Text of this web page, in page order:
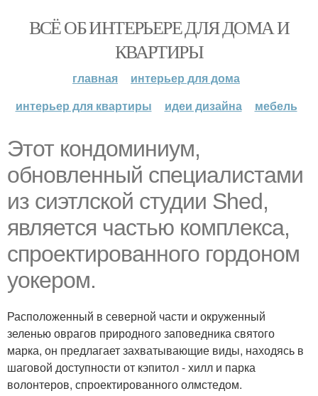
ВСЁ ОБ ИНТЕРЬЕРЕ ДЛЯ ДОМА И
КВАРТИРЫ
главная
интерьер для дома
интерьер для квартиры
идеи дизайна мебель
Этот кондоминиум,
обновленный специалистами
из сиэтлской студии Shed,
является частью комплекса,
спроектированного гордоном
уокером.
Расположенный в северной части и окруженный
зеленью оврагов природного заповедника святого
марка, он предлагает захватывающие виды, находясь в
шаговой доступности от кэпитол - хилл и парка
волонтеров, спроектированного олмстедом.